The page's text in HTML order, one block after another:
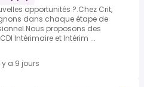
opportunités ?.Chez Crit,
dans chaque étape de
proposons des
Intérimaire et Intérim ...
y a 9 jours